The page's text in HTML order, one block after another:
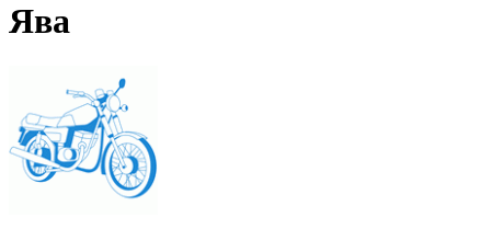
Ява